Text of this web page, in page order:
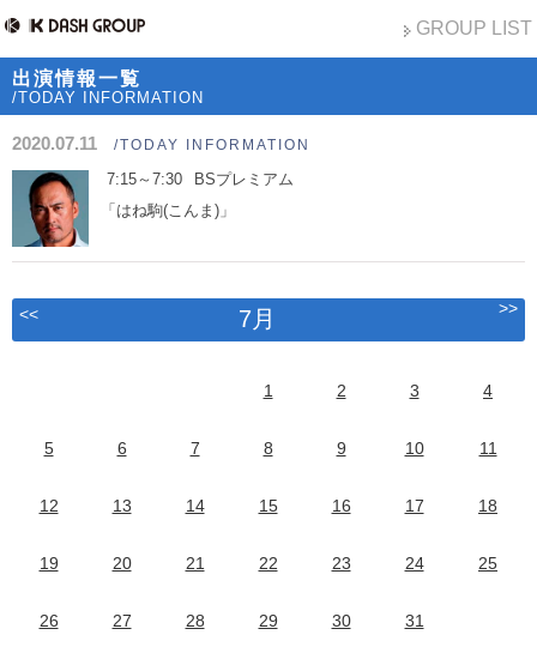
GROUP LIST
出演情報一覧
/TODAY INFORMATION
2020.07.11 /TODAY INFORMATION
7:15～7:30
BSプレミアム
「はね駒(こんま)」
<< 7月 >>
1 2 3 4
5 6 7 8 9 10 11
12 13 14 15 16 17 18
19 20 21 22 23 24 25
26 27 28 29 30 31